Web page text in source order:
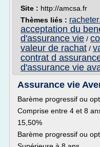
Site : http://amcsa.fr
Thèmes liés :
acceptation du
d'assurance vie /
valeur de rachat /
contrat d
d'assurance vie
Assurance vie
Barème progressif ou
Comprise entre 4 et 8
15,50%
Barème progressif ou